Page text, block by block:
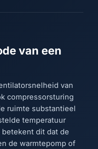
van een
van
compressorsturing
ruimte substantieel
temperatuur
dit dat de
de warmtepomp of